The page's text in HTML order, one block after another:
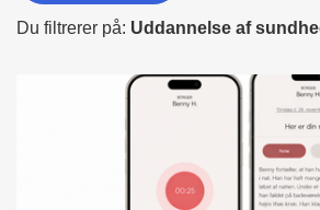
Du filtrerer på: Uddannelse af